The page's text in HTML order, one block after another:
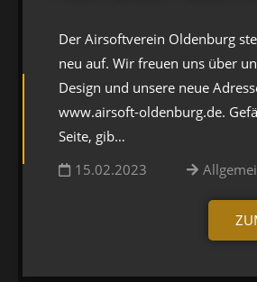
Der Airsoftverein Oldenburg
neu auf. Wir freuen uns über
Design und unsere neue
www.airsoft-oldenburg.de.
Seite, gib…
15.02.2023